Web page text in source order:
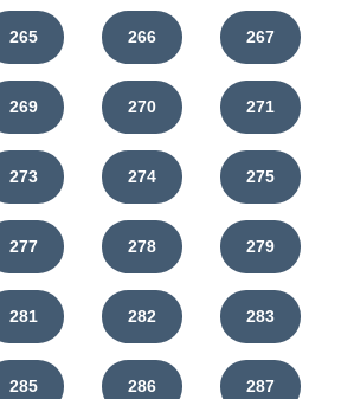
265 266 267
269 270 271
273 274 275
277 278 279
281 282 283
285 286 287